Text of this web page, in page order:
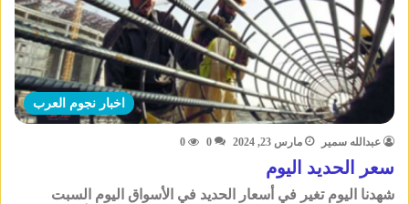
اخبار نجوم العرب
عبدالله سمير مارس 23, 2024 0
0
سعر الحديد اليوم
شهدنا اليوم تغير في أسعار الحديد في الأسواق اليوم السبت